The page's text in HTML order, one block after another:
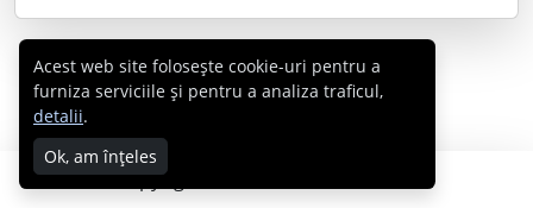
Copyright © 2007 - 2026 Cabral.ro
Acest web site folosește cookie-uri pentru a
furniza serviciile și pentru a analiza traficul,
detalii.
Ok, am înțeles